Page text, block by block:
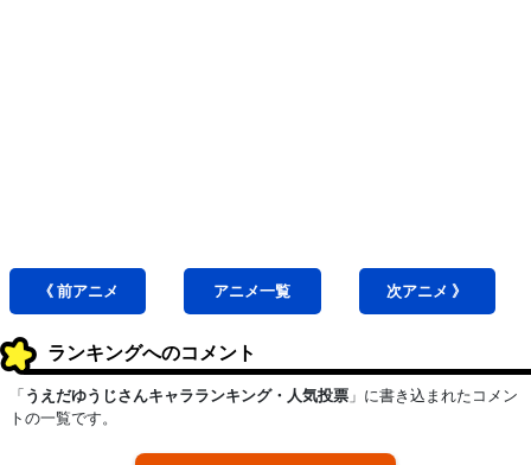
《 前アニメ アニメ一覧 次アニメ 》
ランキングへのコメント
「 うえだゆうじさんキャラランキング・人気投票 」に書き込まれたコメン
トの一覧です。